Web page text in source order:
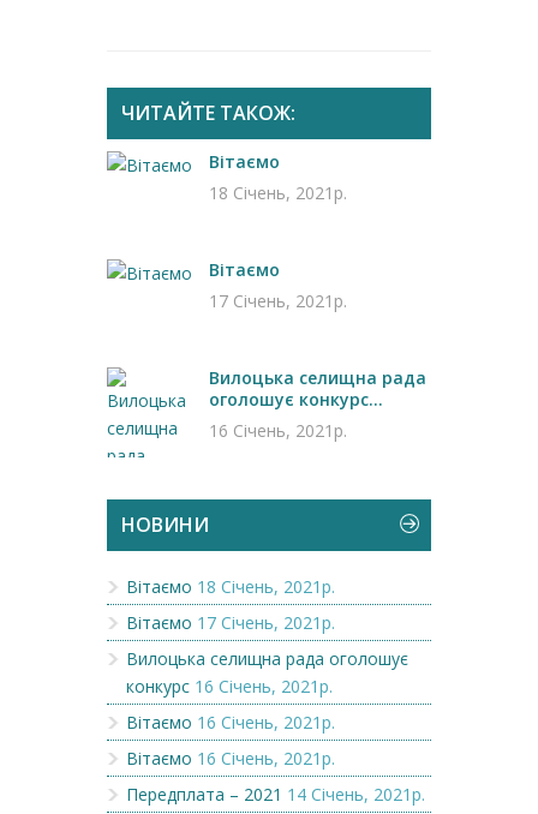
ЧИТАЙТЕ ТАКОЖ:
Вітаємо
18 Січень, 2021р.
Вітаємо
17 Січень, 2021р.
Вилоцька селищна рада
оголошує конкурс...
16 Січень, 2021р.
НОВИНИ
Вітаємо 18 Січень, 2021р.
Вітаємо 17 Січень, 2021р.
Вилоцька селищна рада оголошує
конкурс 16 Січень, 2021р.
Вітаємо 16 Січень, 2021р.
Вітаємо 16 Січень, 2021р.
Передплата – 2021 14 Січень, 2021р.